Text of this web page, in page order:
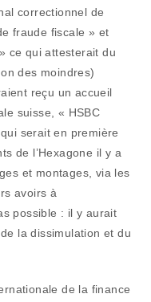
correctionnel de
fraude fiscale » et
ce qui attesterait du
des moindres)
reçu un accueil
suisse, « HSBC
serait en première
de l’Hexagone il y a
et montages, via les
avoirs à
possible : il y aurait
la dissimulation et du
de la finance